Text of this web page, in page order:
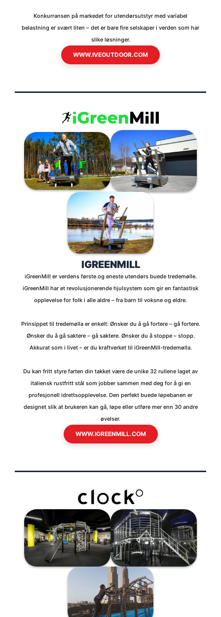
Konkurransen på markedet for utendørsutstyr med variabel
belastning er svært liten – det er bare fire selskaper i verden som har
slike løsninger.
WWW.IVEOUTDOOR.COM
IGREENMILL
iGreenMill er verdens første og eneste utendørs buede tredemølle.
iGreenMill har et revolusjonerende hjulsystem som gir en fantastisk
opplevelse for folk i alle aldre – fra barn til voksne og eldre.
Prinsippet til tredemølla er enkelt: Ønsker du å gå fortere – gå fortere.
Ønsker du å gå saktere – gå saktere. Ønsker du å stoppe – stopp.
Akkurat som i livet – er du kraftverket til iGreenMill-tredemølla.
Du kan fritt styre farten din takket være de unike 32 rullene laget av
italiensk rustfritt stål som jobber sammen med deg for å gi en
profesjonell idrettsopplevelse. Den perfekt buede løpebanen er
designet slik at brukeren kan gå, løpe eller utføre mer enn 30 andre
øvelser.
WWW.IGREENMILL.COM